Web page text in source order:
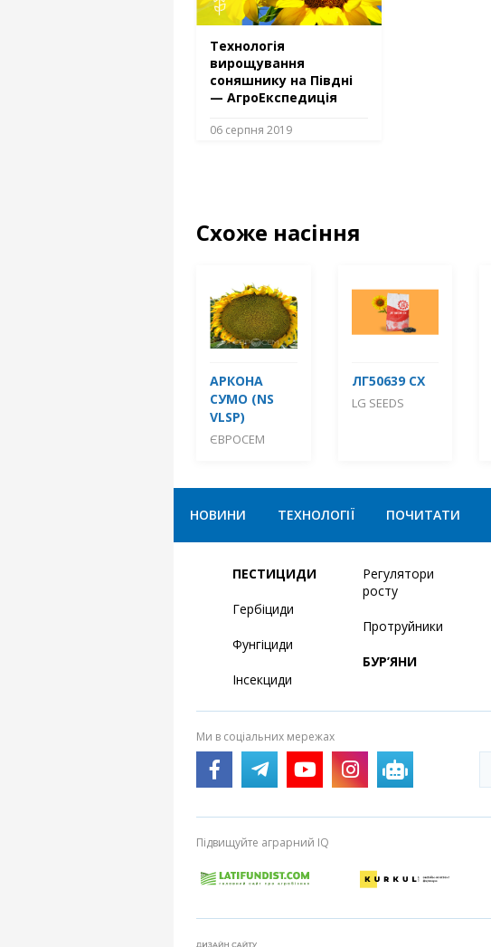
Технологія
вирощувaння
соняшнику на Півдні
— АгроЕкспедиція
06 серпня 2019
Схоже насіння
АРКОНА
СУМО (NS
VLSP)
ЄВРОСЕМ
ЛГ50639 СХ
LG SEEDS
НОВИНИ ТЕХНОЛОГІЇ ПОЧИТАТИ
ПЕСТИЦИДИ
Гербіциди
Фунгіциди
Інсекциди
Регулятори
росту
Протруйники
БУР’ЯНИ
Ми в соціальних мережах
Підвищуйте аграрний IQ